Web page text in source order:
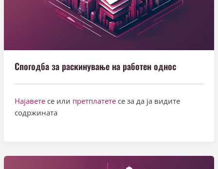
Спогодба за раскинување на работен однос
Најавете се или претплатетесе за да ја видите
содржината